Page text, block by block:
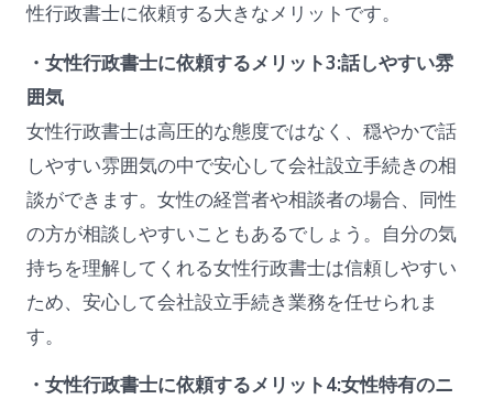
性行政書士に依頼する大きなメリットです。
・女性行政書士に依頼するメリット3:話しやすい雰
囲気
女性行政書士は高圧的な態度ではなく、穏やかで話
しやすい雰囲気の中で安心して会社設立手続きの相
談ができます。女性の経営者や相談者の場合、同性
の方が相談しやすいこともあるでしょう。自分の気
持ちを理解してくれる女性行政書士は信頼しやすい
ため、安心して会社設立手続き業務を任せられま
す。
・女性行政書士に依頼するメリット4:女性特有のニ